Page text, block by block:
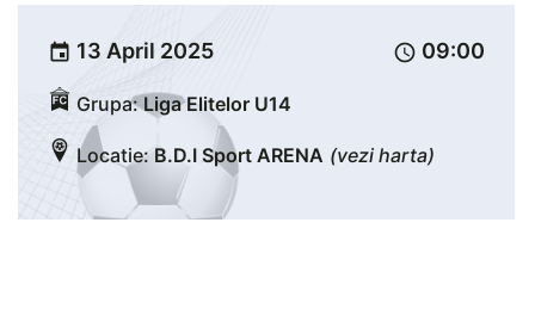
event 13 April 2025 schedule 09:00
Grupa:Liga Elitelor U14
Locatie: B.D.I Sport ARENA (vezi harta)